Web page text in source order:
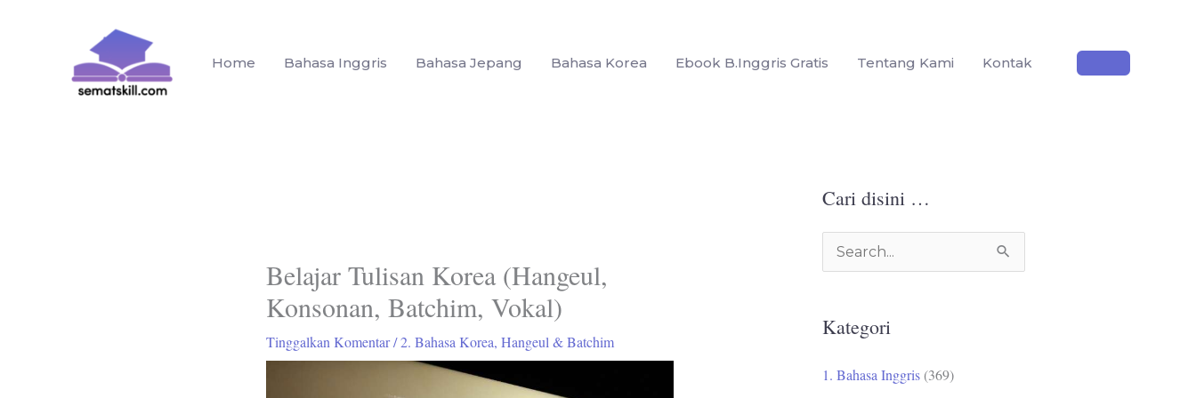
Home Bahasa Inggris Bahasa Jepang Bahasa Korea Ebook B.Inggris Gratis Tentang Kami Kontak
Belajar Tulisan Korea (Hangeul,
Konsonan, Batchim, Vokal)
Tinggalkan Komentar /2. Bahasa Korea, Hangeul & Batchim
Cari disini …
i
u
Kategori
1. Bahasa Inggris (369)